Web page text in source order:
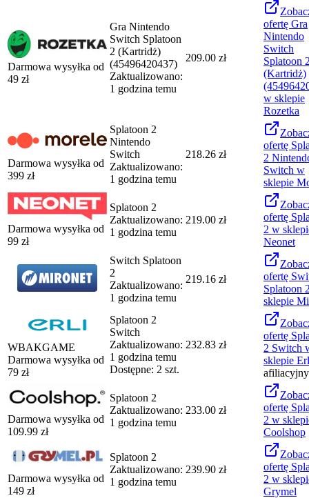
Darmowa wysyłka od
49 zł
Gra Nintendo
Switch Splatoon
2 (Kartridż)
(45496420437)
Zaktualizowano:
1 godzina temu
209.00 zł
ofertę Gra
Nintendo
Switch
Splatoon
(Kartridż)
w sklepie
Rozetka
Darmowa wysyłka od
399 zł
Splatoon 2
Nintendo
Switch
Zaktualizowano:
1 godzina temu
218.26 zł
ofertę
2
Switch w
sklepie
Darmowa wysyłka od
99 zł
Splatoon 2
Zaktualizowano:
1 godzina temu
219.00 zł
ofertę
2 w
Neonet
Switch Splatoon
2
Zaktualizowano:
1 godzina temu
219.16 zł
ofertę
Splatoon
sklepie
WBAKGAME
Darmowa wysyłka od
79 zł
Splatoon 2
Switch
Zaktualizowano:
1 godzina temu
Dostępne: 2 szt.
232.83 zł
ofertę
2 Switch
sklepie
afiliacyjny
Darmowa wysyłka od
109.99 zł
Splatoon 2
Zaktualizowano:
1 godzina temu
233.00 zł
ofertę
2 w
Coolshop
Darmowa wysyłka od
149 zł
Splatoon 2
Zaktualizowano:
1 godzina temu
239.90 zł
ofertę
2 w
Grymel